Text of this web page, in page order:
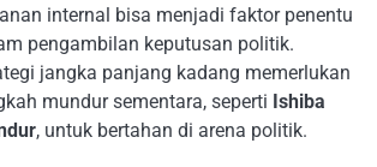
internal bisa menjadi faktor penentu
pengambilan keputusan politik.
jangka panjang kadang memerlukan
mundur sementara, seperti Ishiba
, untuk bertahan di arena politik.